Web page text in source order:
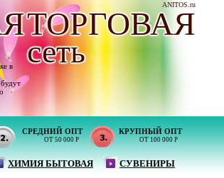
СРЕДНИЙ ОПТ
ОТ 50 000 Р
КРУПНЫЙ ОПТ
ОТ 100 000 Р
ХИМИЯ БЫТОВАЯ СУВЕНИРЫ
ANITOS.ru
ТОРГОВАЯ
в
сеть